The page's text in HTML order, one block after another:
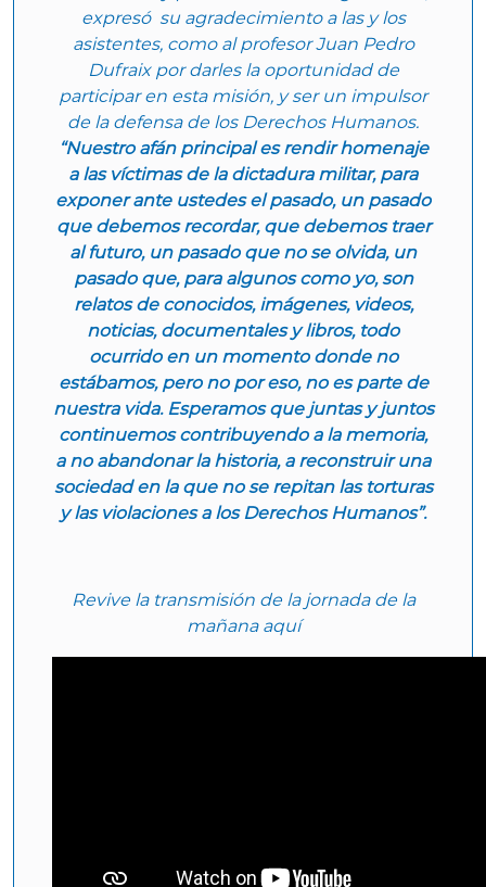
expresó su agradecimiento a las y los
asistentes, como al profesor Juan Pedro
Dufraix por darles la oportunidad de
participar en esta misión, y ser un impulsor
de la defensa de los Derechos Humanos.
“Nuestro afán principal es rendir homenaje
a las víctimas de la dictadura militar, para
exponer ante ustedes el pasado, un pasado
que debemos recordar, que debemos traer
al futuro, un pasado que no se olvida, un
pasado que, para algunos como yo, son
relatos de conocidos, imágenes, videos,
noticias, documentales y libros, todo
ocurrido en un momento donde no
estábamos, pero no por eso, no es parte de
nuestra vida. Esperamos que juntas y juntos
continuemos contribuyendo a la memoria,
a no abandonar la historia, a reconstruir una
sociedad en la que no se repitan las torturas
y las violaciones a los Derechos Humanos”.
Revive la transmisión de la jornada de la
mañana aquí